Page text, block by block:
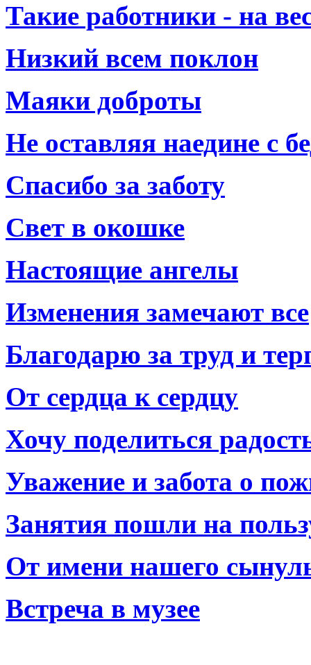
Такие работники - на
Низкий всем поклон
Маяки доброты
Не оставляя наедине с
Спасибо за заботу
Свет в окошке
Настоящие ангелы
Изменения замечают все
Благодарю за труд и
От сердца к сердцу
Хочу поделиться
Уважение и забота о
Занятия пошли на
От имени нашего
Встреча в музее